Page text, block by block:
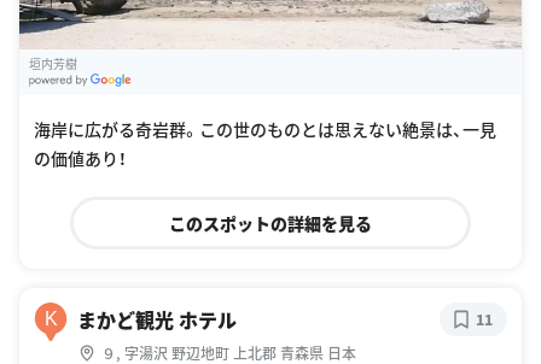
垣内芳樹
海岸に広がる奇岩群。この世のものとは思えない絶景は、一見
の価値あり！
このスポットの詳細を見る
K まかど観光 ホテル
９, 字湯沢 野辺地町 上北郡 青森県 日本
11